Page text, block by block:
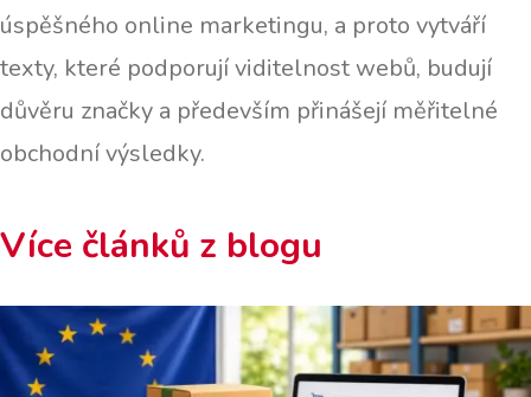
úspěšného online marketingu, a proto vytváří
texty, které podporují viditelnost webů, budují
důvěru značky a především přinášejí měřitelné
obchodní výsledky.
Více článků z blogu